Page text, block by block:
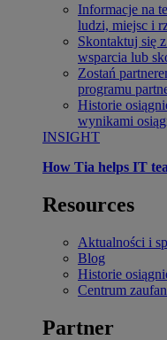
Informacje na
ludzi, miejsc i
Skontaktuj się
wsparcia lub
Zostań
programu
Historie
wynikami
INSIGHT
How Tia helps IT
Resources
Aktualności i
Blog
Historie
Centrum
Partner